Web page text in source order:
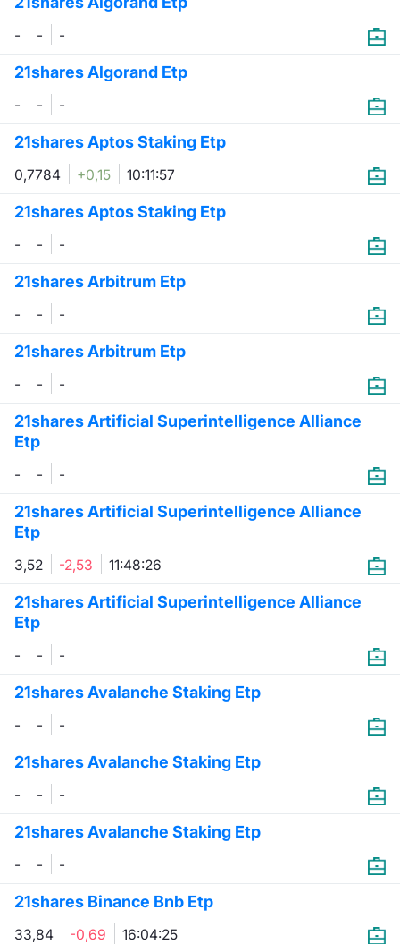
- - -
21shares Algorand Etp
- - -
21shares Aptos Staking Etp
0,7784 +0,15 10:11:57
21shares Aptos Staking Etp
- - -
21shares Arbitrum Etp
- - -
21shares Arbitrum Etp
- - -
21shares Artificial Superintelligence Alliance
Etp
- - -
21shares Artificial Superintelligence Alliance
Etp
3,52 -2,53 11:48:26
21shares Artificial Superintelligence Alliance
Etp
- - -
21shares Avalanche Staking Etp
- - -
21shares Avalanche Staking Etp
- - -
21shares Avalanche Staking Etp
- - -
21shares Binance Bnb Etp
33,84 -0,69 16:04:25